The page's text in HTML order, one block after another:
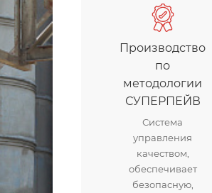
Производство
по
методологии
СУПЕРПЕЙВ
Система
управления
качеством,
обеспечивает
безопасную,